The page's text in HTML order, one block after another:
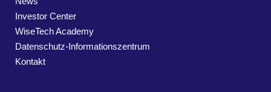
Investor Center
WiseTech Academy
Datenschutz-Informationszentrum
Kontakt